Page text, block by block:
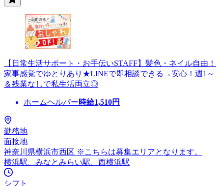
【日常生活サポート・お手伝いSTAFF】髪色・ネイル自由！
家事感覚でゆとりあり★LINEで即相談できる→安心！週1～
＆残業なしで私生活両立◎
ホームヘルパー時給1,510円
勤務地
面接地
神奈川県横浜市西区 ※こちらは募集エリアとなります。
横浜駅、みなとみらい駅、西横浜駅
シフト